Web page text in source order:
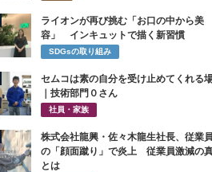
ライオンが再び挑む「お口の中から美
容」 インキュットで描く新習慣
SDGsの取り組み
セムコは素の自分を受け止めてくれる
｜技術部門０さん
社員・家族
株式会社龍興・佐々木龍生社長、従業
の「顔面蹴り」で炎上 従業員激減の
とは